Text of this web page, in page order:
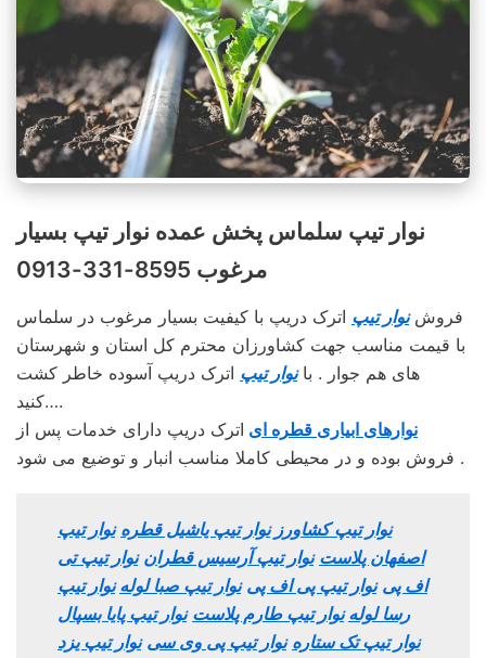
نوار تیپ سلماس پخش عمده نوار تیپ بسیار
مرغوب 8595-331-0913
فروشنوار تیپ اترک دریپ با کیفیت بسیار مرغوب در سلماس
با قیمت مناسب جهت کشاورزان محترم کل استان و شهرستان
های هم جوار . بانوار تیپ اترک دریپ آسوده خاطر کشت
کنید….
نوارهای ابیاری قطره ای اترک دریپ دارای خدمات پس از
فروش بوده و در محیطی کاملا مناسب انبار و توضیع می شود .
نوار تیپ کشاورز نوار تیپ یاشیل قطره نوار تیپ
اصفهان پلاست نوار تیپ آرسیس قطران نوار تیپ تی
اف پی نوار تیپ پی اف پی نوار تیپ صبا لوله نوار تیپ
رسا لوله نوار تیپ طارم پلاست نوار تیپ پایا بسپال
نوار تیپ تک ستاره نوار تیپ پی وی سی نوار تیپ یزد